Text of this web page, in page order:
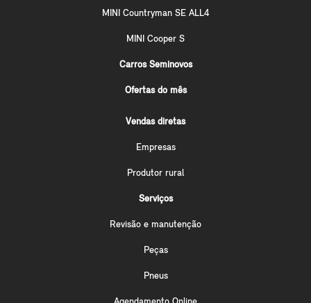
MINI Countryman SE ALL4
MINI Cooper S
Carros Seminovos
Ofertas do mês
Vendas diretas
Empresas
Produtor rural
Serviços
Revisão e manutenção
Peças
Pneus